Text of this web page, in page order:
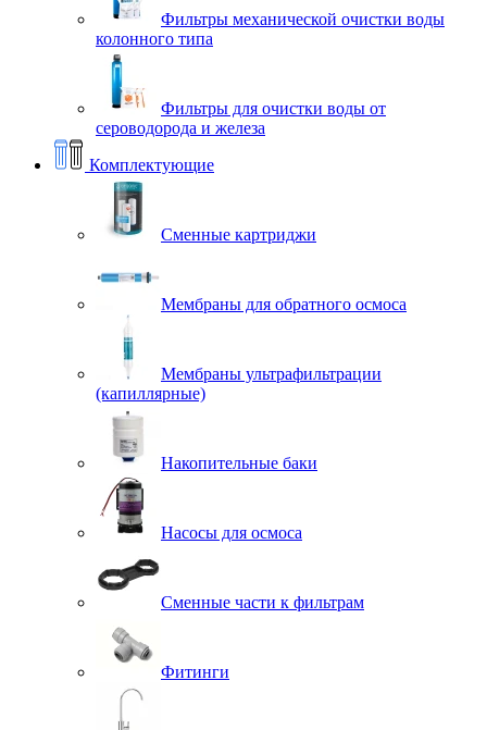
Фильтры механической очистки воды
колонного типа
Фильтры для очистки воды от
сероводорода и железа
Комплектующие
Сменные картриджи
Мембраны для обратного осмоса
Мембраны ультрафильтрации
(капиллярные)
Накопительные баки
Насосы для осмоса
Сменные части к фильтрам
Фитинги